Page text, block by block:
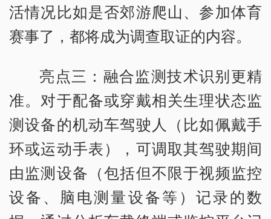
活情况比如是否郊游爬山、参加体育
赛事了，都将成为调查取证的内容。
亮点三：融合监测技术识别更精
准。对于配备或穿戴相关生理状态监
测设备的机动车驾驶人（比如佩戴手
环或运动手表），可调取其驾驶期间
由监测设备（包括但不限于视频监控
设备、脑电测量设备等）记录的数